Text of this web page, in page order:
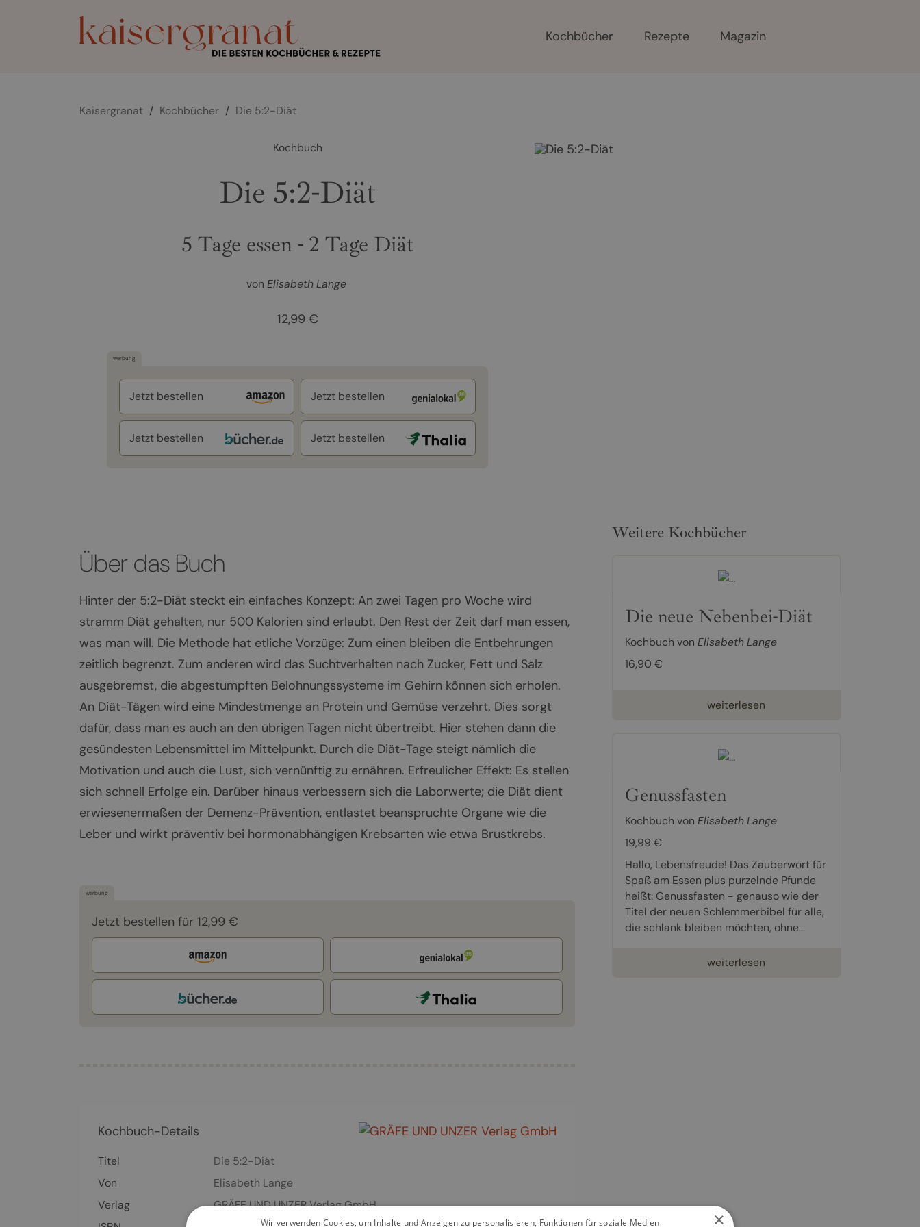
Kochbücher Rezepte Magazin
Kaisergranat / Kochbücher / Die 5:2-Diät
Kochbuch
Die 5:2-Diät
5 Tage essen - 2 Tage Diät
von Elisabeth Lange
12,99 €
werbung
Jetzt bestellen Jetzt bestellen
Jetzt bestellen Jetzt bestellen
Über das Buch
Hinter der 5:2-Diät steckt ein einfaches Konzept: An zwei Tagen pro Woche wird
stramm Diät gehalten, nur 500 Kalorien sind erlaubt. Den Rest der Zeit darf man essen,
was man will. Die Methode hat etliche Vorzüge: Zum einen bleiben die Entbehrungen
zeitlich begrenzt. Zum anderen wird das Suchtverhalten nach Zucker, Fett und Salz
ausgebremst, die abgestumpften Belohnungssysteme im Gehirn können sich erholen.
An Diät-Tägen wird eine Mindestmenge an Protein und Gemüse verzehrt. Dies sorgt
dafür, dass man es auch an den übrigen Tagen nicht übertreibt. Hier stehen dann die
gesündesten Lebensmittel im Mittelpunkt. Durch die Diät-Tage steigt nämlich die
Motivation und auch die Lust, sich vernünftig zu ernähren. Erfreulicher Effekt: Es stellen
sich schnell Erfolge ein. Darüber hinaus verbessern sich die Laborwerte; die Diät dient
erwiesenermaßen der Demenz-Prävention, entlastet beanspruchte Organe wie die
Leber und wirkt präventiv bei hormonabhängigen Krebsarten wie etwa Brustkrebs.
werbung
Jetzt bestellen für 12,99 €
Kochbuch-Details
Titel
Die 5:2-Diät
Von
Elisabeth Lange
Verlag
GRÄFE UND UNZER Verlag GmbH
Weitere Kochbücher
Die neue Nebenbei-Diät
Kochbuch von Elisabeth Lange
16,90 €
weiterlesen
Genussfasten
Kochbuch von Elisabeth Lange
19,99 €
Hallo, Lebensfreude! Das Zauberwort für
Spaß am Essen plus purzelnde Pfunde
heißt: Genussfasten - genauso wie der
Titel der neuen Schlemmerbibel für alle,
die schlank bleiben möchten, ohne...
weiterlesen
×
Wir verwenden Cookies, um Inhalte und Anzeigen zu personalisieren, Funktionen für soziale Medien